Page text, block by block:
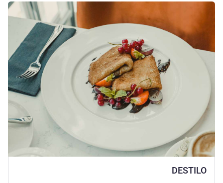
DESTILO
راجع التفاصيل